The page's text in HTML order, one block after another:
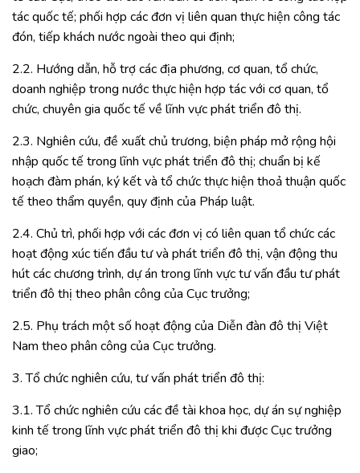
tác quốc tế; phối hợp các đơn vị liên quan thực hiện công tác
đón, tiếp khách nước ngoài theo qui định;
2.2. Hướng dẫn, hỗ trợ các địa phương, cơ quan, tổ chức,
doanh nghiệp trong nước thực hiện hợp tác với cơ quan, tổ
chức, chuyên gia quốc tế về lĩnh vực phát triển đô thị.
2.3. Nghiên cứu, đề xuất chủ trương, biện pháp mở rộng hội
nhập quốc tế trong lĩnh vực phát triển đô thị; chuẩn bị kế
hoạch đàm phán, ký kết và tổ chức thực hiện thoả thuận quốc
tế theo thẩm quyền, quy định của Pháp luật.
2.4. Chủ trì, phối hợp với các đơn vị có liên quan tổ chức các
hoạt động xúc tiến đầu tư và phát triển đô thị, vận động thu
hút các chương trình, dự án trong lĩnh vực tư vấn đầu tư phát
triển đô thị theo phân công của Cục trưởng;
2.5. Phụ trách một số hoạt động của Diễn đàn đô thị Việt
Nam theo phân công của Cục trưởng.
3. Tổ chức nghiên cứu, tư vấn phát triển đô thị:
3.1. Tổ chức nghiên cứu các đề tài khoa học, dự án sự nghiệp
kinh tế trong lĩnh vực phát triển đô thị khi được Cục trưởng
giao;